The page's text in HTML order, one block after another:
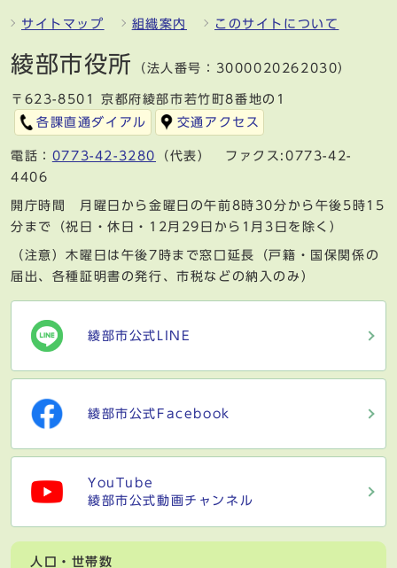
サイトマップ 組織案内 このサイトについて
綾部市役所 （法人番号：3000020262030）
〒623-8501 京都府綾部市若竹町8番地の1
各課直通ダイアル
交通アクセス
電話： 0773-42-3280
（代表） ファクス:0773-42-
4406
開庁時間 月曜日から金曜日の午前8時30分から午後5時15
分まで（祝日・休日・12月29日から1月3日を除く）
（注意）木曜日は午後7時まで窓口延長（戸籍・国保関係の
届出、各種証明書の発行、市税などの納入のみ）
綾部市公式LINE
綾部市公式Facebook
YouTube
綾部市公式動画チャンネル
人口・世帯数